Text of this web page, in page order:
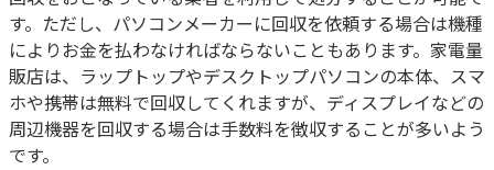
す。ただし、パソコンメーカーに回収を依頼する場合は機種
によりお金を払わなければならないこともあります。家電量
販店は、ラップトップやデスクトップパソコンの本体、スマ
ホや携帯は無料で回収してくれますが、ディスプレイなどの
周辺機器を回収する場合は手数料を徴収することが多いよう
です。